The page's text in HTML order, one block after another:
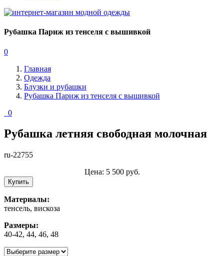
Рубашка Париж из тенселя с вышивкой
0
Главная
Одежда
Блузки и рубашки
Рубашка Париж из тенселя с вышивкой
0
Рубашка летняя свободная молочная
ru-22755
Цена: 5 500 руб.
Купить
Материалы:
тенсель, вискоза
Размеры:
40-42, 44, 46, 48